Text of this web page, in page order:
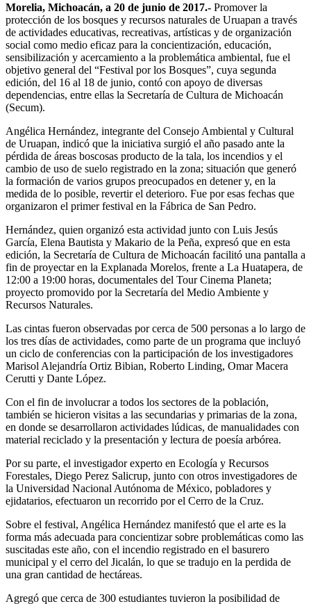
Morelia, Michoacán, a 20 de junio de 2017.- Promover la
protección de los bosques y recursos naturales de Uruapan a través
de actividades educativas, recreativas, artísticas y de organización
social como medio eficaz para la concientización, educación,
sensibilización y acercamiento a la problemática ambiental, fue el
objetivo general del “Festival por los Bosques”, cuya segunda
edición, del 16 al 18 de junio, contó con apoyo de diversas
dependencias, entre ellas la Secretaría de Cultura de Michoacán
(Secum).
Angélica Hernández, integrante del Consejo Ambiental y Cultural
de Uruapan, indicó que la iniciativa surgió el año pasado ante la
pérdida de áreas boscosas producto de la tala, los incendios y el
cambio de uso de suelo registrado en la zona; situación que generó
la formación de varios grupos preocupados en detener y, en la
medida de lo posible, revertir el deterioro. Fue por esas fechas que
organizaron el primer festival en la Fábrica de San Pedro.
Hernández, quien organizó esta actividad junto con Luis Jesús
García, Elena Bautista y Makario de la Peña, expresó que en esta
edición, la Secretaría de Cultura de Michoacán facilitó una pantalla a
fin de proyectar en la Explanada Morelos, frente a La Huatapera, de
12:00 a 19:00 horas, documentales del Tour Cinema Planeta;
proyecto promovido por la Secretaría del Medio Ambiente y
Recursos Naturales.
Las cintas fueron observadas por cerca de 500 personas a lo largo de
los tres días de actividades, como parte de un programa que incluyó
un ciclo de conferencias con la participación de los investigadores
Marisol Alejandría Ortiz Bibian, Roberto Linding, Omar Macera
Cerutti y Dante López.
Con el fin de involucrar a todos los sectores de la población,
también se hicieron visitas a las secundarias y primarias de la zona,
en donde se desarrollaron actividades lúdicas, de manualidades con
material reciclado y la presentación y lectura de poesía arbórea.
Por su parte, el investigador experto en Ecología y Recursos
Forestales, Diego Perez Salicrup, junto con otros investigadores de
la Universidad Nacional Autónoma de México, pobladores y
ejidatarios, efectuaron un recorrido por el Cerro de la Cruz.
Sobre el festival, Angélica Hernández manifestó que el arte es la
forma más adecuada para concientizar sobre problemáticas como las
suscitadas este año, con el incendio registrado en el basurero
municipal y el cerro del Jicalán, lo que se tradujo en la perdida de
una gran cantidad de hectáreas.
Agregó que cerca de 300 estudiantes tuvieron la posibilidad de